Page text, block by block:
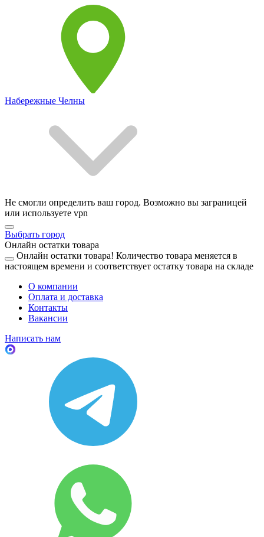
Набережные Челны
Не смогли определить ваш город. Возможно вы заграницей
или используете vpn
Выбрать город
Онлайн остатки товара
Онлайн остатки товара! Количество товара меняется в
настоящем времени и соответствует остатку товара на складе
О компании
Оплата и доставка
Контакты
Вакансии
Написать нам